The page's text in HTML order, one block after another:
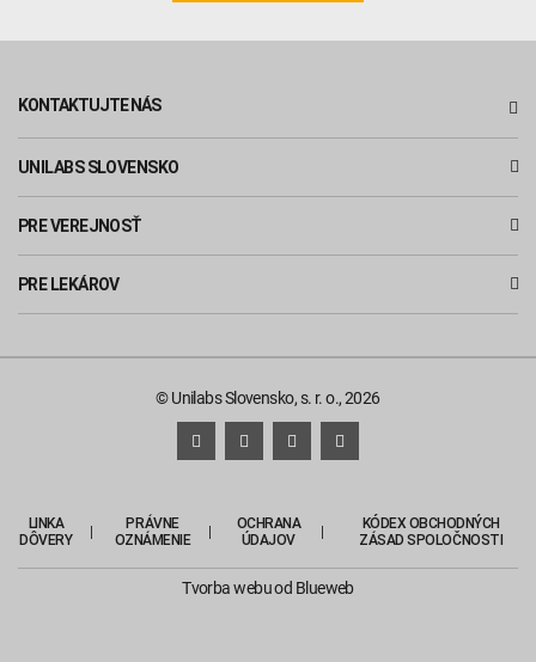
KONTAKTUJTE NÁS
UNILABS SLOVENSKO
PRE VEREJNOSŤ
PRE LEKÁROV
© Unilabs Slovensko, s. r. o., 2026
LINKA
DÔVERY
PRÁVNE
OZNÁMENIE
OCHRANA
ÚDAJOV
KÓDEX OBCHODNÝCH
ZÁSAD SPOLOČNOSTI
Tvorba webuod Blueweb